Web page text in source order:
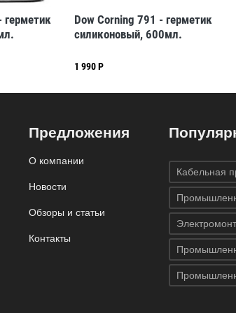
герметик
Dow Corning 791 - герметик
силиконовый, 600мл.
1 990 Р
Предложения
О компании
Новости
Обзоры и статьи
Контакты
Кабельная